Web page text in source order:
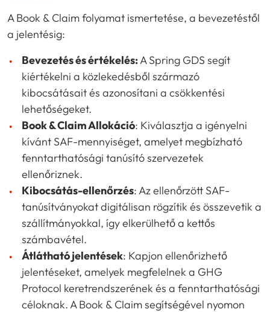
A Book & Claim folyamat ismertetése, a bevezetéstől
a jelentésig:
Bevezetés és értékelés:A Spring GDS segít
kiértékelni a közlekedésből származó
kibocsátásait és azonosítani a csökkentési
lehetőségeket.
Book & Claim Allokáció: Kiválasztja a igényelni
kívánt SAF-mennyiséget, amelyet megbízható
fenntarthatósági tanúsító szervezetek
ellenőriznek.
Kibocsátás-ellenőrzés: Az ellenőrzött SAF-
tanúsítványokat digitálisan rögzítik és összevetik a
szállítmányokkal, így elkerülhető a kettős
számbavétel.
Átlátható jelentések: Kapjon ellenőrizhető
jelentéseket, amelyek megfelelnek a GHG
Protocol keretrendszerének és a fenntarthatósági
céloknak. A Book & Claim segítségével nyomon